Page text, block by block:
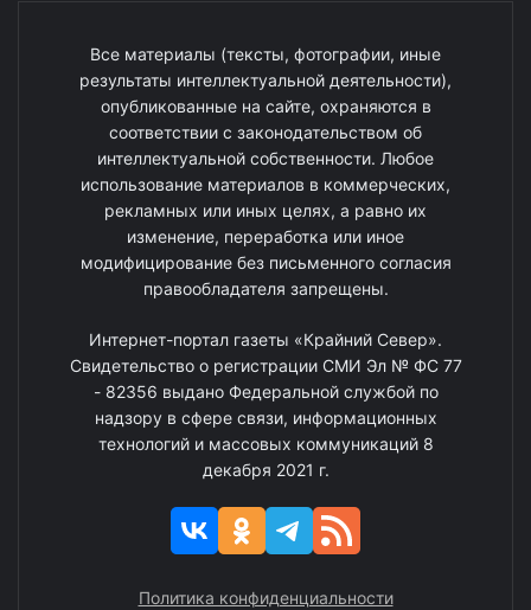
Все материалы (тексты, фотографии, иные
результаты интеллектуальной деятельности),
опубликованные на сайте, охраняются в
соответствии с законодательством об
интеллектуальной собственности. Любое
использование материалов в коммерческих,
рекламных или иных целях, а равно их
изменение, переработка или иное
модифицирование без письменного согласия
правообладателя запрещены.
Интернет-портал газеты «Крайний Север».
Свидетельство о регистрации СМИ Эл № ФС 77
- 82356 выдано Федеральной службой по
надзору в сфере связи, информационных
технологий и массовых коммуникаций 8
декабря 2021 г.
Политика конфиденциальности